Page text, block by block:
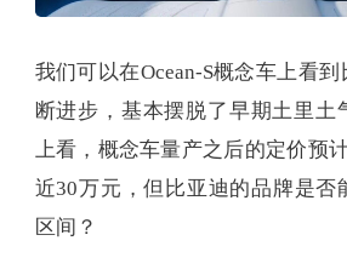
我们可以在Ocean-S概念车上看
断进步，基本摆脱了早期土里土
上看，概念车量产之后的定价预
近30万元，但比亚迪的品牌是否
区间？